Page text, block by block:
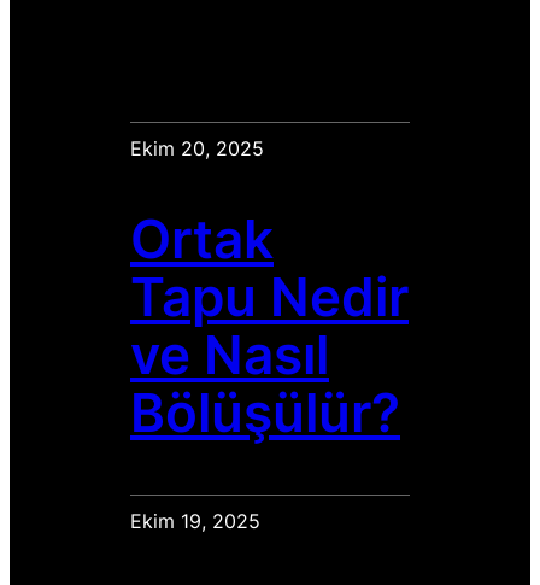
Ekim 20, 2025
Ortak
Tapu Nedir
ve Nasıl
Bölüşülür?
Ekim 19, 2025